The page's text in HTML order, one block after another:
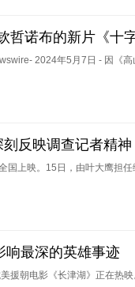
哲诺布的新片《十
球虚拟首映
2024年5月7日 - 因《高
反映调查记者精
国上映。15日，由叶大鹰担
响最深的英雄事迹
援朝电影《长津湖》正在热